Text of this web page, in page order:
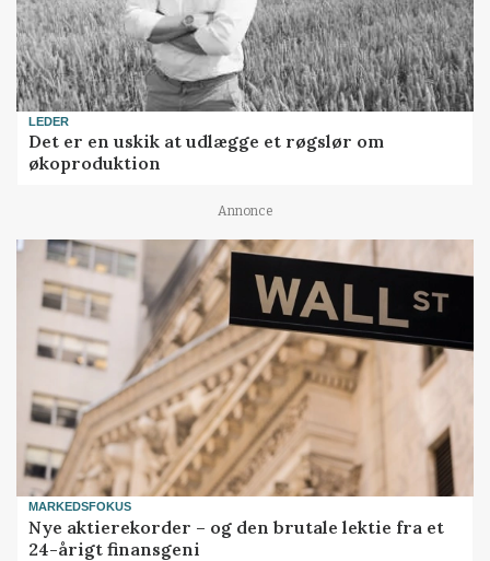
LEDER
Det er en uskik at udlægge et røgslør om
økoproduktion
Annonce
MARKEDSFOKUS
Nye aktierekorder – og den brutale lektie fra et
24-årigt finansgeni